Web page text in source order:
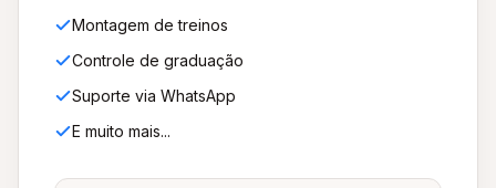
Montagem de treinos
Controle de graduação
Suporte via WhatsApp
E muito mais...